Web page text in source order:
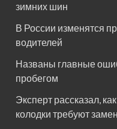
зимних шин
В России изменятся
водителей
Названы главные
пробегом
Эксперт рассказал,
колодки требуют